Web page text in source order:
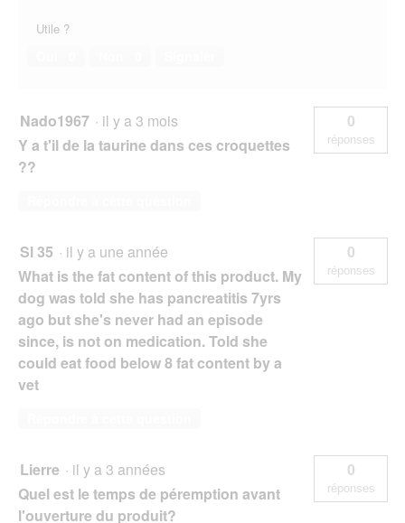
Utile ?
Nado1967 · il y a 3 mois
Y a t'il de la taurine dans ces croquettes
??
0
réponses
Sl 35 · il y a une année
What is the fat content of this product. My
dog was told she has pancreatitis 7yrs
ago but she's never had an episode
since, is not on medication. Told she
could eat food below 8 fat content by a
vet
0
réponses
Lierre · il y a 3 années
Quel est le temps de péremption avant
l'ouverture du produit?
0
réponses